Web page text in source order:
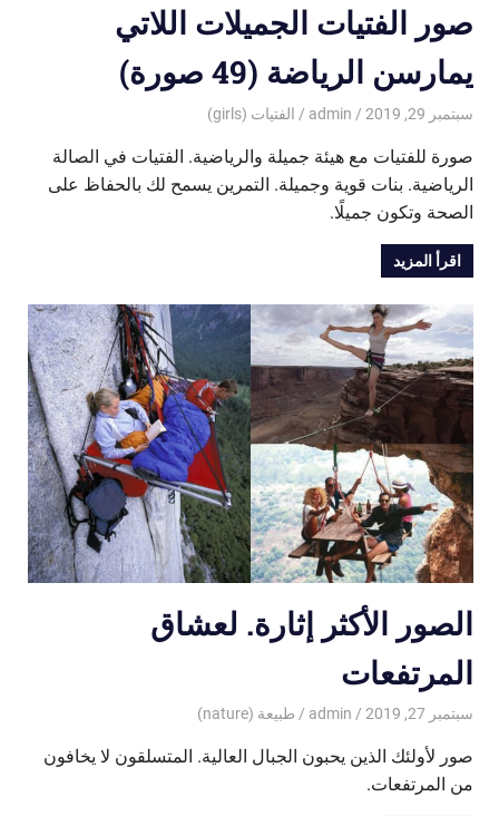
صور الفتيات الجميلات اللاتي
يمارسن الرياضة (49 صورة)
سبتمبر 29, 2019 admin الفتيات (girls)
صورة للفتيات مع هيئة جميلة والرياضية. الفتيات في الصالة
الرياضية. بنات قوية وجميلة. التمرين يسمح لك بالحفاظ على
الصحة وتكون جميلًا.
اقرأ المزيد
الصور الأكثر إثارة. لعشاق
المرتفعات
سبتمبر 27, 2019 admin طبيعة (nature)
صور لأولئك الذين يحبون الجبال العالية. المتسلقون لا يخافون
من المرتفعات.